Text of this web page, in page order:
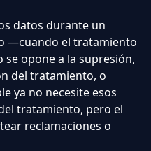
datos durante un
—cuando el tratamiento
se opone a la supresión,
del tratamiento, o
ya no necesite esos
tratamiento, pero el
reclamaciones o